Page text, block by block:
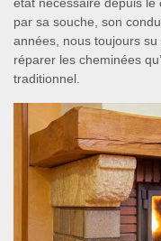
par sa souche, son
années, nous toujours
réparer les cheminées
traditionnel.